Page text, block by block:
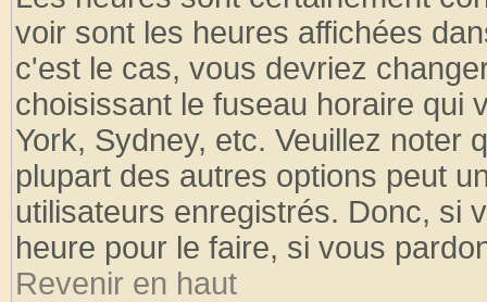
voir sont les heures affichées
c'est le cas, vous devriez
choisissant le fuseau horaire qui
York, Sydney, etc. Veuillez noter
plupart des autres options peut
utilisateurs enregistrés. Donc, si
heure pour le faire, si vous
Revenir en haut